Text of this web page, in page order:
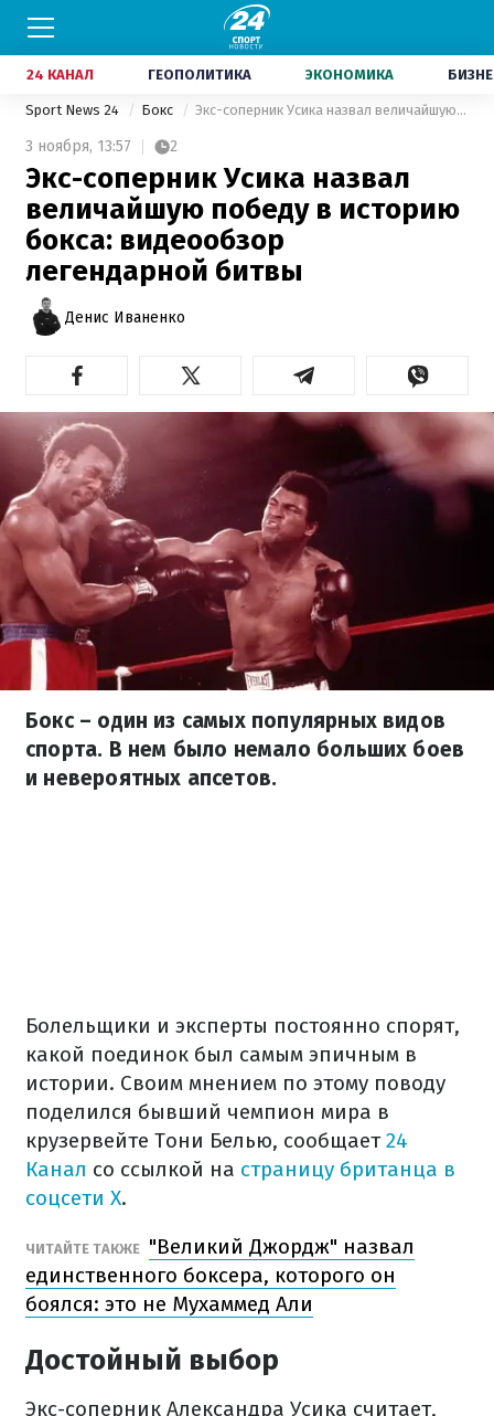
24 КАНАЛ ГЕОПОЛИТИКА ЭКОНОМИКА
Sport News 24 Бокс Экс-соперник Усика назвал величайшую победу в историю бокса: видеообзор легендарной битвы
3 ноября, 13:57 2
Экс-соперник Усика назвал
величайшую победу в историю
бокса: видеообзор
легендарной битвы
Денис Иваненко
Бокс – один из самых популярных видов
спорта. В нем было немало больших боев
и невероятных апсетов.
Болельщики и эксперты постоянно спорят,
какой поединок был самым эпичным в
истории. Своим мнением по этому поводу
поделился бывший чемпион мира в
крузервейте Тони Белью, сообщает24
Канал со ссылкой на страницу британца в
соцсети X.
ЧИТАЙТЕ ТАКЖЕ "Великий Джордж" назвал
единственного боксера, которого он
боялся: это не Мухаммед Али
Достойный выбор
Экс-соперник Александра Усика считает,